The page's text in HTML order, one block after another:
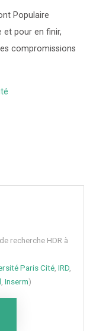
Populaire
et pour en finir,
compromissions
recherche HDR à
Paris Cité, IRD,
Inserm)